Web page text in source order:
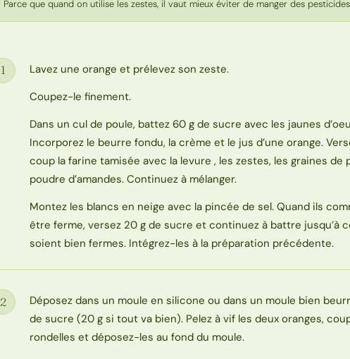
Parce que quand on utilise les zestes, il vaut mieux éviter de manger des
Étape
1
Lavez une orange et prélevez son zeste.
Coupez-le finement.
Dans un cul de poule, battez 60 g de sucre avec les jaunes
Incorporez le beurre fondu, la crème et le jus d’une orange.
coup la farine tamisée avec la levure , les zestes, les graines de
poudre d’amandes. Continuez à mélanger.
Montez les blancs en neige avec la pincée de sel. Quand ils
être ferme, versez 20 g de sucre et continuez à battre jusqu’à
soient bien fermes. Intégrez-les à la préparation précédente.
Étape
2
Déposez dans un moule en silicone ou dans un moule bien
de sucre (20 g si tout va bien). Pelez à vif les deux oranges,
rondelles et déposez-les au fond du moule.